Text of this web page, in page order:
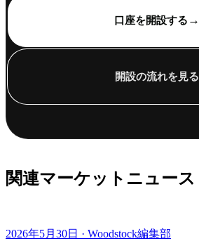
口座を開設する →
開設の流れを見る
関連マーケットニュース
2026年5月30日 · Woodstock編集部